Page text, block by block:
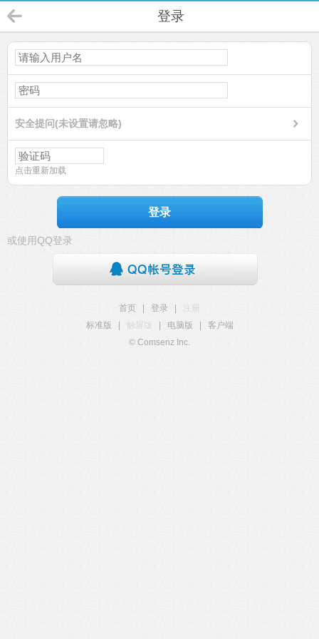
登录
安全提问(未设置请忽略)
点击重新加载
登录
或使用QQ登录
首页 登录
注册
标准版
触屏版 电脑版
客户端
© Comsenz Inc.